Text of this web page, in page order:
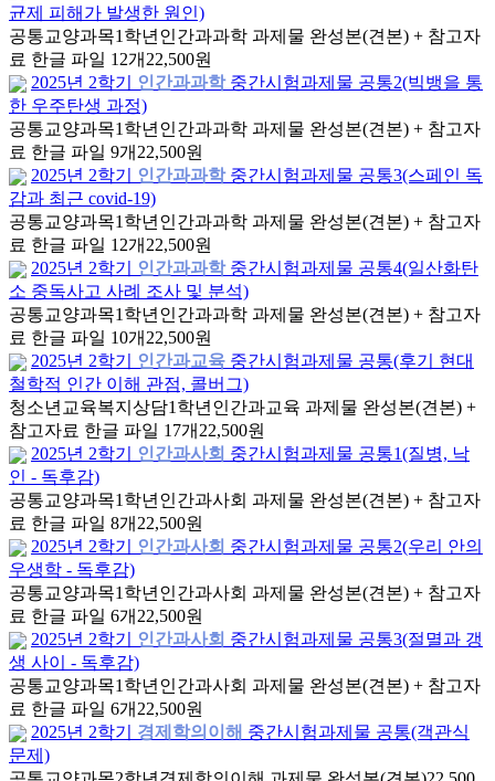
균제 피해가 발생한 원인)
공통교양과목1학년 인간과과학 과제물 완성본(견본) + 참고자
료 한글 파일 12개 22,500원
2025년 2학기
인간과과학 중간시험과제물 공통2(빅뱅을 통
한 우주탄생 과정)
공통교양과목1학년 인간과과학 과제물 완성본(견본) + 참고자
료 한글 파일 9개 22,500원
2025년 2학기
인간과과학 중간시험과제물 공통3(스페인 독
감과 최근 covid-19)
공통교양과목1학년 인간과과학 과제물 완성본(견본) + 참고자
료 한글 파일 12개 22,500원
2025년 2학기
인간과과학 중간시험과제물 공통4(일산화탄
소 중독사고 사례 조사 및 분석)
공통교양과목1학년 인간과과학 과제물 완성본(견본) + 참고자
료 한글 파일 10개 22,500원
2025년 2학기
인간과교육 중간시험과제물 공통(후기 현대
철학적 인간 이해 관점, 콜버그)
청소년교육복지상담1학년 인간과교육 과제물 완성본(견본) +
참고자료 한글 파일 17개 22,500원
2025년 2학기
인간과사회 중간시험과제물 공통1(질병, 낙
인 - 독후감)
공통교양과목1학년 인간과사회 과제물 완성본(견본) + 참고자
료 한글 파일 8개 22,500원
2025년 2학기
인간과사회 중간시험과제물 공통2(우리 안의
우생학 - 독후감)
공통교양과목1학년 인간과사회 과제물 완성본(견본) + 참고자
료 한글 파일 6개 22,500원
2025년 2학기
인간과사회 중간시험과제물 공통3(절멸과 갱
생 사이 - 독후감)
공통교양과목1학년 인간과사회 과제물 완성본(견본) + 참고자
료 한글 파일 6개 22,500원
2025년 2학기
경제학의이해 중간시험과제물 공통(객관식
문제)